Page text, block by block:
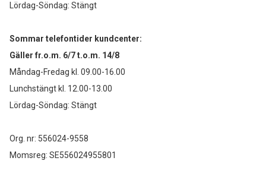
Lördag-Söndag: Stängt
Sommar telefontider kundcenter:
Gäller fr.o.m. 6/7 t.o.m. 14/8
Måndag-Fredag kl. 09.00-16.00
Lunchstängt kl. 12.00-13.00
Lördag-Söndag: Stängt
Org. nr: 556024-9558
Momsreg: SE556024955801